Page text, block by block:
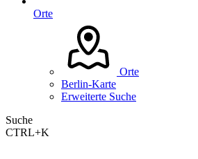
Orte
Orte
Berlin-Karte
Erweiterte Suche
Suche
CTRL+K